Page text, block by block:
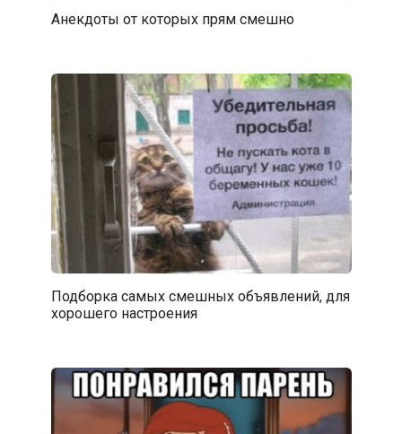
Анекдоты от которых прям смешно
Подборка самых смешных объявлений, для
хорошего настроения